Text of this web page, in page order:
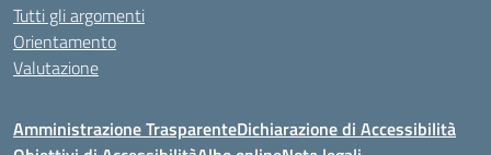
Tutti gli argomenti
Orientamento
Valutazione
Amministrazione TrasparenteDichiarazione di Accessibilità